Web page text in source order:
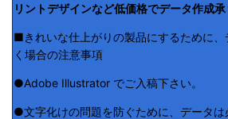
リントデザインなど低価格でデータ作成承
■きれいな仕上がりの製品にするために
く場合の注意事項
●Adobe Illustrator でご入稿下さい。
●文字化けの問題を防ぐために、データは